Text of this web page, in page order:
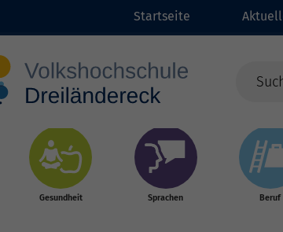
Startseite
Gesundheit Sprachen Beruf